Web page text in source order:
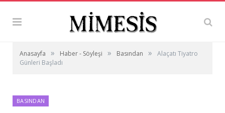
Anasayfa » Haber - Söyleşi » Basından »
Alaçatı Tiyatro
Günleri Başladı
BASINDAN